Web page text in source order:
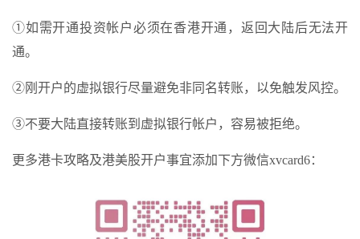
①如需开通投资帐户必须在香港开通，返回大陆后无法开
通。
②刚开户的虚拟银行尽量避免非同名转账，以免触发风控。
③不要大陆直接转账到虚拟银行帐户，容易被拒绝。
更多港卡攻略及港美股开户事宜添加下方微信xvcard6：